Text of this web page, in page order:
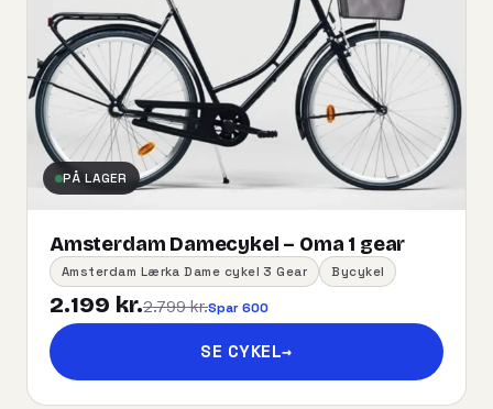
PÅ LAGER
Amsterdam Damecykel – Oma 1 gear
Amsterdam Lærka Dame cykel 3 Gear Bycykel
2.199 kr.2.799 kr.Spar 600
SE CYKEL→